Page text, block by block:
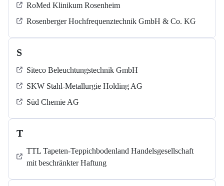
RoMed Klinikum Rosenheim
Rosenberger Hochfrequenztechnik GmbH & Co. KG
S
Siteco Beleuchtungstechnik GmbH
SKW Stahl-Metallurgie Holding AG
Süd Chemie AG
T
TTL Tapeten-Teppichbodenland Handelsgesellschaft
mit beschränkter Haftung